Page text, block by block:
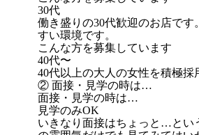
30代
働き盛りの30代歓迎のお店で
すい環境です。
こんな方を募集しています
40代〜
40代以上の大人の女性を積極採
② 面接・見学の時は…
面接・見学の時は…
見学のみOK
いきなり面接はちょっと…とい